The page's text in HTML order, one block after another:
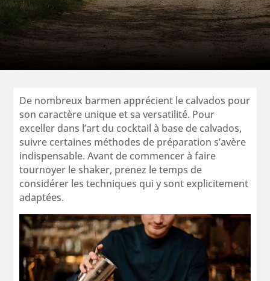
De nombreux barmen apprécient le calvados pour
son caractère unique et sa versatilité. Pour
exceller dans l’art du cocktail à base de calvados,
suivre certaines méthodes de préparation s’avère
indispensable. Avant de commencer à faire
tournoyer le shaker, prenez le temps de
considérer les techniques qui y sont explicitement
adaptées.